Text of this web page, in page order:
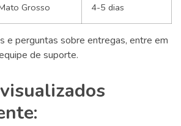
Grosso 4-5 dias
e perguntas sobre entregas, entre em
de suporte.